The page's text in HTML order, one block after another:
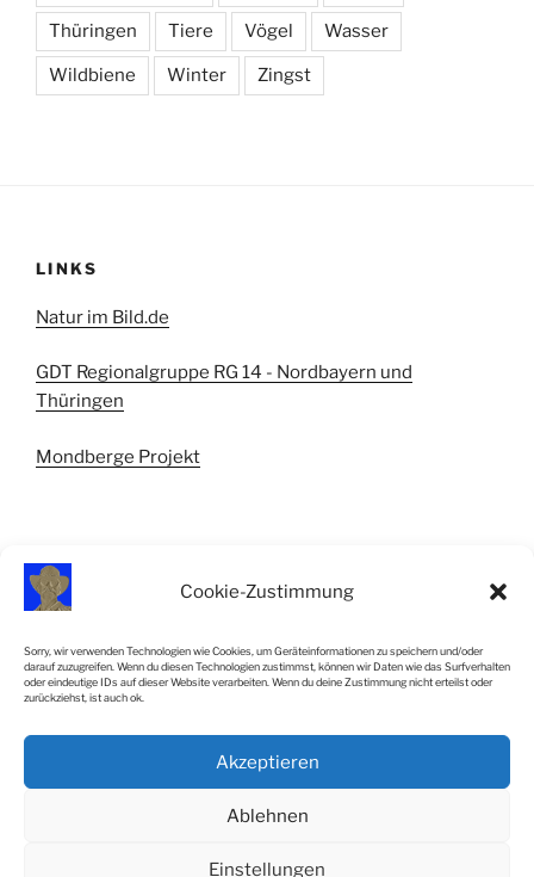
Cookie-Zustimmung
Sorry, wir verwenden Technologien wie Cookies, um Geräteinformationen zu speichern und/oder
darauf zuzugreifen. Wenn du diesen Technologien zustimmst, können wir Daten wie das Surfverhalten
oder eindeutige IDs auf dieser Website verarbeiten. Wenn du deine Zustimmung nicht erteilst oder
zurückziehst, ist auch ok.
Akzeptieren
Ablehnen
Einstellungen
Thüringen Tiere Vögel Wasser
Wildbiene Winter Zingst
LINKS
Natur im Bild.de
GDT Regionalgruppe RG 14 - Nordbayern und
Thüringen
Mondberge Projekt
IMPRESSUM
Impressum